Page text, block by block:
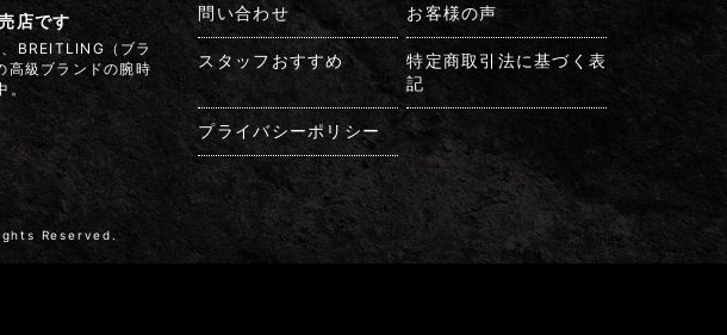
店です
BREITLING（ブラ
高級ブランドの腕時
問い合わせ お客様の声
スタッフおすすめ
特定商取引法に基づく表
記
プライバシーポリシー
Reserved.